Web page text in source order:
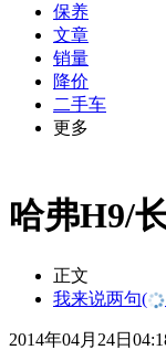
保养
文章
销量
降价
二手车
更多
哈弗H9/
正文
我来说两句(
2014年04月24日